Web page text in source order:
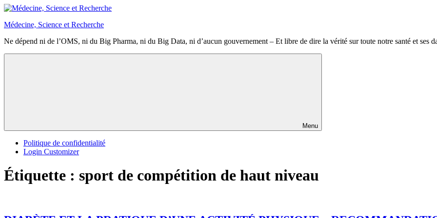
Aller
contenu
Médecine, Science et Recherche
Ne dépend ni de l’OMS, ni du Big Pharma, ni du Big Data, ni d’aucun gouvernement – Et libre de dire la vérité sur toute notre santé et ses
Menu
Politique de confidentialité
Login Customizer
Étiquette : sport de compétition de haut niveau